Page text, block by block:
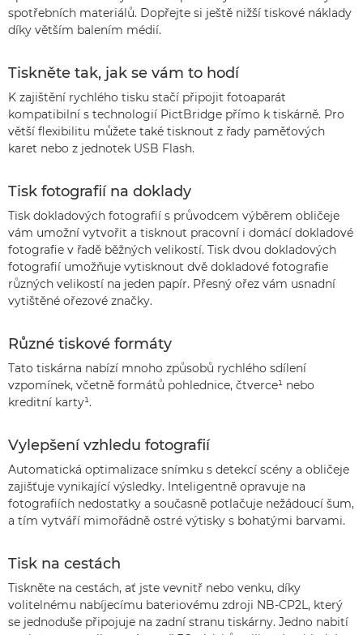
spotřebních materiálů. Dopřejte si ještě nižší tiskové náklady
díky větším balením médií.
Tiskněte tak, jak se vám to hodí
K zajištění rychlého tisku stačí připojit fotoaparát
kompatibilní s technologií PictBridge přímo k tiskárně. Pro
větší flexibilitu můžete také tisknout z řady paměťových
karet nebo z jednotek USB Flash.
Tisk fotografií na doklady
Tisk dokladových fotografií s průvodcem výběrem obličeje
vám umožní vytvořit a tisknout pracovní i domácí dokladové
fotografie v řadě běžných velikostí. Tisk dvou dokladových
fotografií umožňuje vytisknout dvě dokladové fotografie
různých velikostí na jeden papír. Přesný ořez vám usnadní
vytištěné ořezové značky.
Různé tiskové formáty
Tato tiskárna nabízí mnoho způsobů rychlého sdílení
vzpomínek, včetně formátů pohlednice, čtverce¹ nebo
kreditní karty¹.
Vylepšení vzhledu fotografií
Automatická optimalizace snímku s detekcí scény a obličeje
zajišťuje vynikající výsledky. Inteligentně opravuje na
fotografiích nedostatky a současně potlačuje nežádoucí šum,
a tím vytváří mimořádně ostré výtisky s bohatými barvami.
Tisk na cestách
Tiskněte na cestách, ať jste vevnitř nebo venku, díky
volitelnému nabíjecímu bateriovému zdroji NB-CP2L, který
se jednoduše připojuje na zadní stranu tiskárny. Jedno nabití